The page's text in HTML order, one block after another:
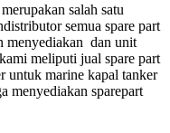
merupakan salah satu
semua spare part
menyediakan dan unit
meliputi jual spare part
untuk marine kapal tanker
menyediakan sparepart